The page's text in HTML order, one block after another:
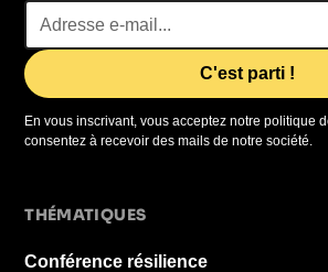
En vous inscrivant, vous acceptez notre politique
consentez à recevoir des mails de notre société.
THÉMATIQUES
Conférence résilience